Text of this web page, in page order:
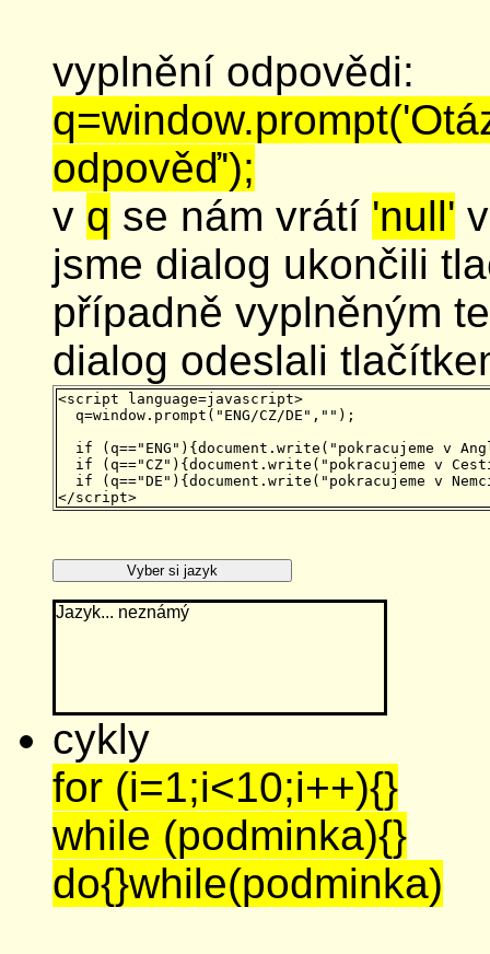
vyplnění odpovědi:
odpověď');
v q se nám vrátí 'null'
jsme dialog ukončili
případně vyplněným
dialog odeslali
<script language=javascript>
  q=window.prompt("ENG/CZ/DE","");
if (q=="ENG"){document.write("pokracujeme v
if (q=="CZ"){document.write("pokracujeme v
if (q=="DE"){document.write("pokracujeme v
Jazyk... neznámý
cykly
for (i=1;i<10;i++){}
while (podminka){}
do{}while(podminka)